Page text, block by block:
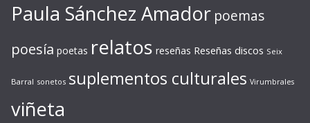
Paula Sánchez Amador poemas
poesía poetas relatos reseñas Reseñas discos Seix
Barral sonetos suplementos culturales Virumbrales
viñeta